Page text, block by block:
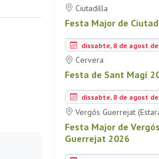
Ciutadilla
Festa Major de
dissabte, 8 de agost
Cervera
Festa de Sant Magí
dissabte, 8 de agost
Vergós Guerrejat
Festa Major de Vergós
Guerrejat 2026